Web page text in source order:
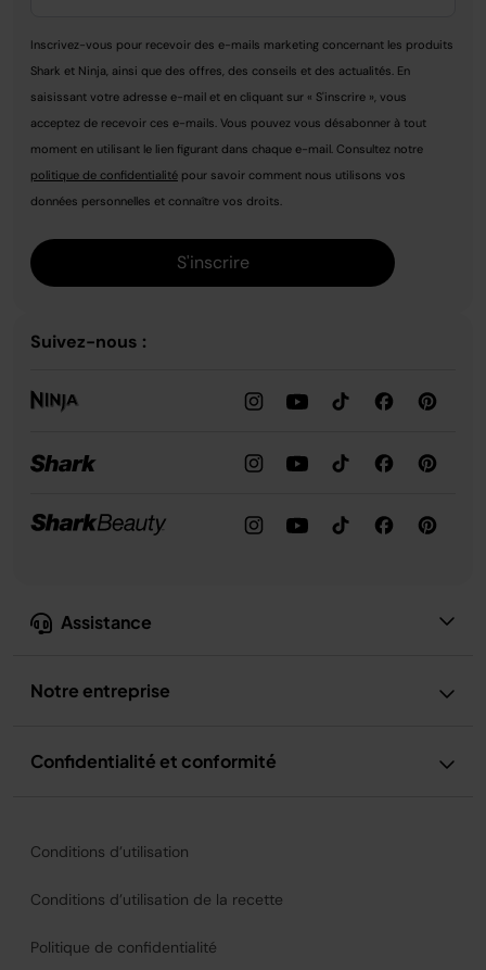
Assistance
Notre entreprise
Confidentialité et conformité
Inscrivez-vous pour recevoir des e-mails marketing concernant les produits
Shark et Ninja, ainsi que des offres, des conseils et des actualités. En
saisissant votre adresse e-mail et en cliquant sur « S'inscrire », vous
acceptez de recevoir ces e-mails. Vous pouvez vous désabonner à tout
moment en utilisant le lien figurant dans chaque e-mail. Consultez notre
politique de confidentialité pour savoir comment nous utilisons vos
données personnelles et connaître vos droits.
S'inscrire
Suivez-nous :
Conditions d’utilisation
Conditions d’utilisation de la recette
Politique de confidentialité